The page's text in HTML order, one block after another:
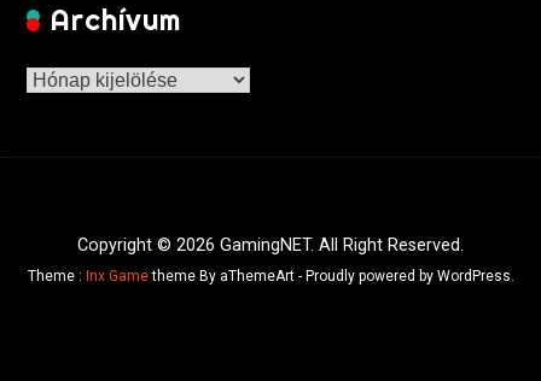
Archívum
Archívum
Copyright © 2026 GamingNET. All Right Reserved.
Theme : Inx Gametheme By aThemeArt - Proudly powered by WordPress.